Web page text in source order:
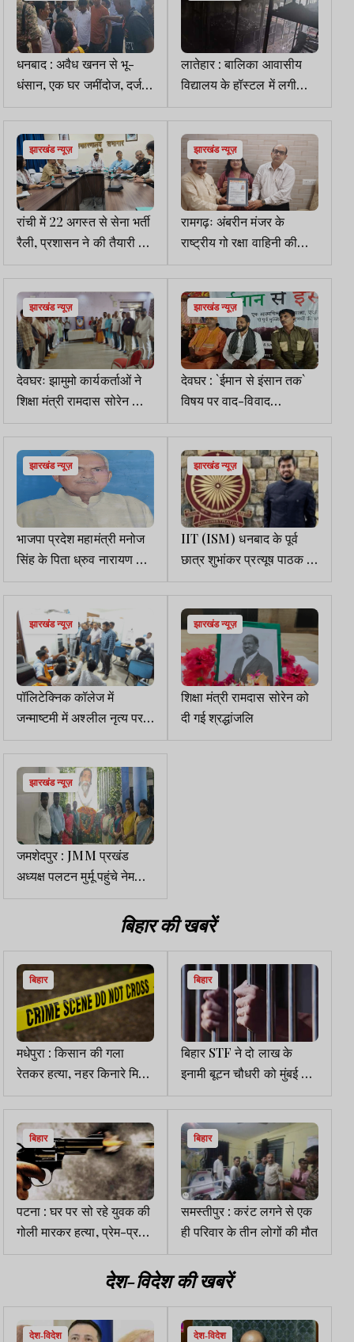
धनबाद : अवैध खनन से भू-
धंसान, एक घर जमींदोज, दर्जनों
मकानों में आईं दरारें
लातेहार : बालिका आवासीय
विद्यालय के हॉस्टल में लगी
भीषण आग
झारखंड न्यूज़
रांची में 22 अगस्त से सेना भर्ती
रैली, प्रशासन ने की तैयारी पर
बैठक
झारखंड न्यूज़
रामगढ़ः अंबरीन मंजर के
राष्ट्रीय गो रक्षा वाहिनी की
प्रदेश अध्यक्ष बनने पर बधाइयां
झारखंड न्यूज़
देवघरः झामुमो कार्यकर्ताओं ने
शिक्षा मंत्री रामदास सोरेन को
दी श्रद्धांजलि
झारखंड न्यूज़
देवघर : `ईमान से इंसान तक`
विषय पर वाद-विवाद
प्रतियोगिता, कई ने लिया
हिस्सा
झारखंड न्यूज़
भाजपा प्रदेश महामंत्री मनोज
सिंह के पिता ध्रुव नारायण सिंह
का निधन, कल होगा अंतिम
संस्कार
झारखंड न्यूज़
IIT (ISM) धनबाद के पूर्व
छात्र शुभांकर प्रत्यूष पाठक हुए
नॉर्दर्न कमांड कमेंडेशन से
सम्मानित
झारखंड न्यूज़
पॉलिटेक्निक कॉलेज में
जन्माष्टमी में अश्लील नृत्य पर
ABVP ने की कार्रवाई की मांग
झारखंड न्यूज़
शिक्षा मंत्री रामदास सोरेन को
दी गई श्रद्धांजलि
झारखंड न्यूज़
जमशेदपुर : JMM प्रखंड
अध्यक्ष पलटन मुर्मू पहुंचे नेमरा,
दिशोम गुरु को दी श्रद्धांजलि
बिहार की खबरें
बिहार
मधेपुरा : किसान की गला
रेतकर हत्या, नहर किनारे मिला
शव
बिहार
बिहार STF ने दो लाख के
इनामी बूटन चौधरी को मुंबई से
किया गिरफ्तार
बिहार
पटना : घर पर सो रहे युवक की
गोली मारकर हत्या, प्रेम-प्रसंग
में दुश्मनी की आशंका
बिहार
समस्तीपुर : करंट लगने से एक
ही परिवार के तीन लोगों की मौत
देश-विदेश की खबरें
देश-विदेश देश-विदेश